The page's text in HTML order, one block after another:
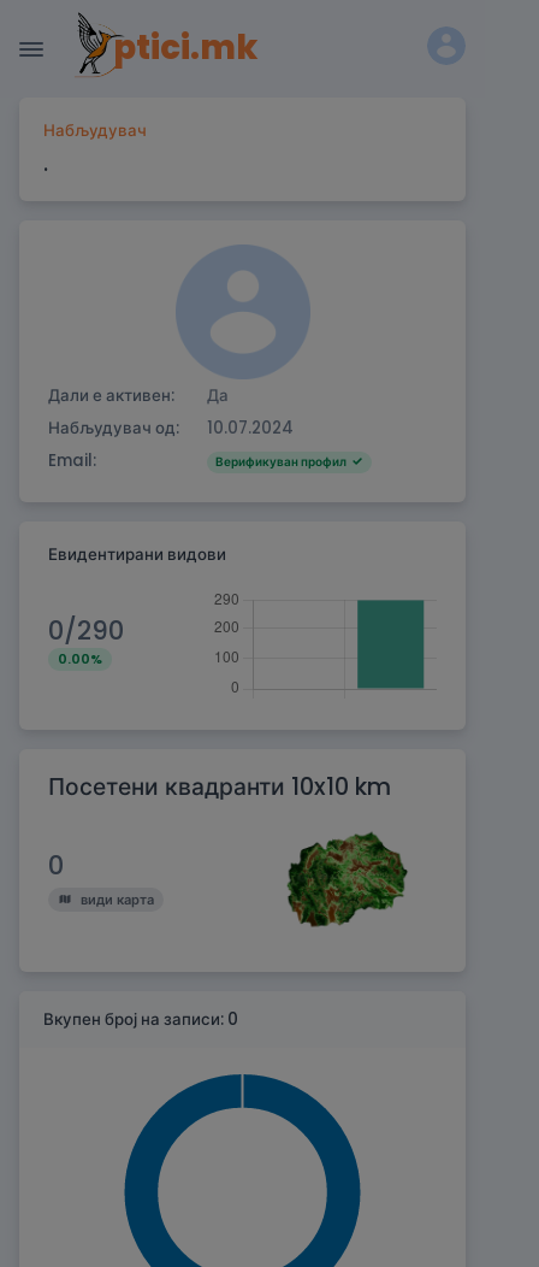
ptici.mk
Набљудувач
.
Дали е активен:
Да
Набљудувач од:
10.07.2024
Email:
Верификуван профил
Евидентирани видови
0/290
0.00%
Посетени квадранти 10x10 km
0
види карта
Вкупен број на записи: 0